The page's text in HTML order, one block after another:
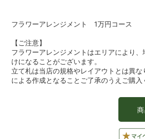
フラワーアレンジメント 1万円コース
【ご注意】
フラワーアレンジメントはエリアにより
けになることがございます。
立て札は当店の規格やレイアウトとは異
による作成となることご了承のうえご購入